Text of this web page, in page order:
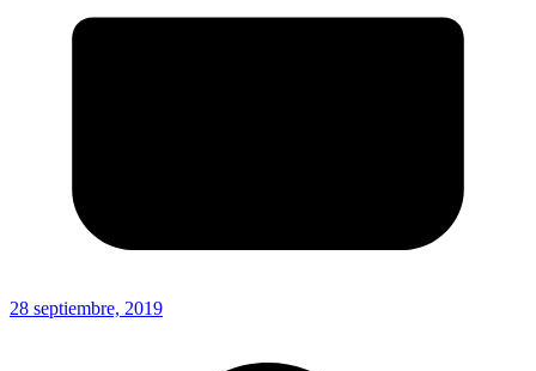
28 septiembre, 2019